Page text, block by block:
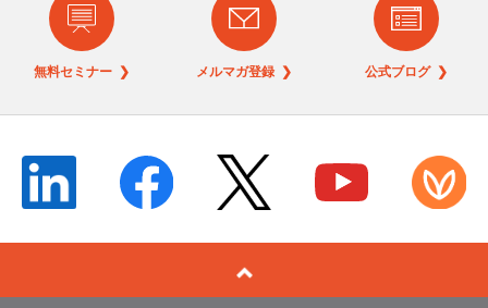
無料セミナー ❯ メルマガ登録 ❯ 公式ブログ ❯